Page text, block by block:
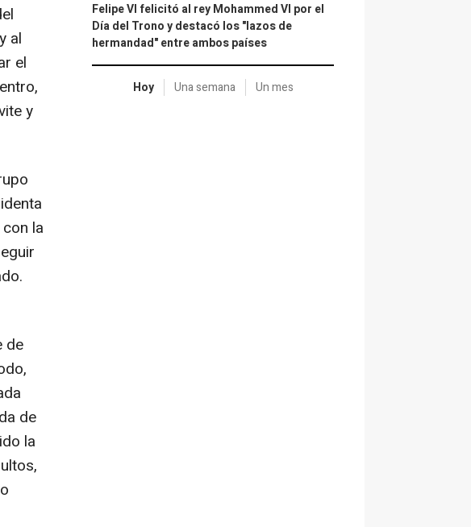
al
el
y
la
de
de
la
Felipe VI felicitó al rey Mohammed VI por el
Día del Trono y destacó los "lazos de
hermandad" entre ambos países
Hoy Una semana Un mes